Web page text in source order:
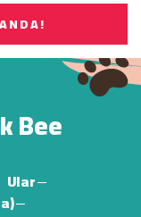
Bee
Ular